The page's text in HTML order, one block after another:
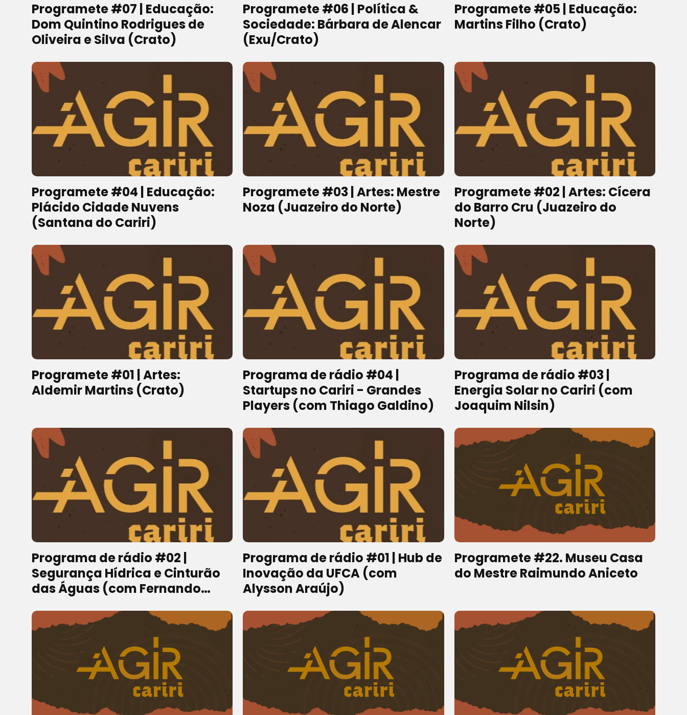
Programete #07 | Educação:
Dom Quintino Rodrigues de
Oliveira e Silva (Crato)
Programete #06 | Política &
Sociedade: Bárbara de Alencar
(Exu/Crato)
Programete #05 | Educação:
Martins Filho (Crato)
Programete #04 | Educação:
Plácido Cidade Nuvens
(Santana do Cariri)
Programete #03 | Artes: Mestre
Noza (Juazeiro do Norte)
Programete #02 | Artes: Cícera
do Barro Cru (Juazeiro do
Norte)
Programete #01 | Artes:
Aldemir Martins (Crato)
Programa de rádio #04 |
Startups no Cariri - Grandes
Players (com Thiago Galdino)
Programa de rádio #03 |
Energia Solar no Cariri (com
Joaquim Nilsin)
Programa de rádio #02 |
Segurança Hídrica e Cinturão
das Águas (com Fernando
Programa de rádio #01 | Hub de
Inovação da UFCA (com
Alysson Araújo)
Programete #22. Museu Casa
do Mestre Raimundo Aniceto